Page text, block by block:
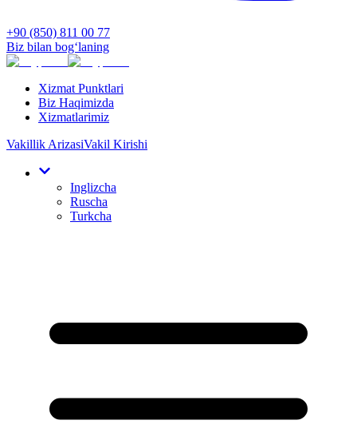
+90 (850) 811 00 77
Biz bilan bog‘laning
Xizmat Punktlari
Biz Haqimizda
Xizmatlarimiz
Vakillik ArizasiVakil Kirishi
Inglizcha
Ruscha
Turkcha